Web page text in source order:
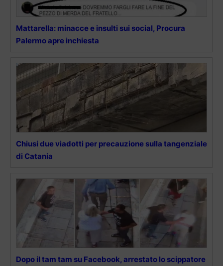
Mattarella: minacce e insulti sui social, Procura
Palermo apre inchiesta
Chiusi due viadotti per precauzione sulla tangenziale
di Catania
Dopo il tam tam su Facebook, arrestato lo scippatore